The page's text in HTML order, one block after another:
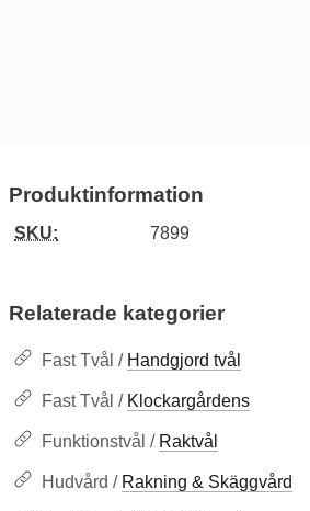
Produktinformation
SKU: 7899
Relaterade kategorier
Fast Tvål / Handgjord tvål
Fast Tvål / Klockargårdens
Funktionstvål / Raktvål
Hudvård / Rakning & Skäggvård